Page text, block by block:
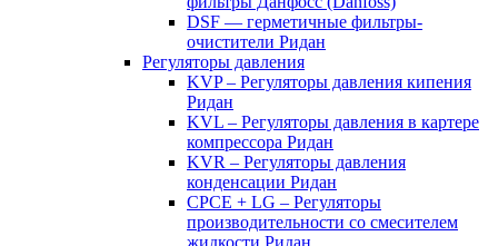
DSF — герметичные фильтры-
очистители Ридан
Регуляторы давления
KVP – Регуляторы давления кипения
Ридан
KVL – Регуляторы давления в картере
компрессора Ридан
KVR – Регуляторы давления
конденсации Ридан
CPCE + LG – Регуляторы
производительности со смесителем
жидкости Ридан